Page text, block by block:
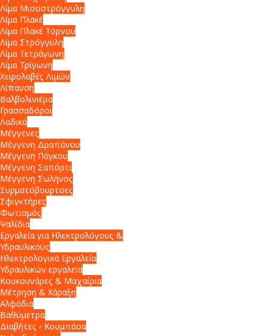
Λίμα Μισοστρόγγυλη
Λίμα Πλακέ
Λίμα Πλακέ Τόρνου
Λίμα Στρόγγυλη
Λίμα Τετράγωνη
Λίμα Τρίγωνη
Χειρολαβές Λιμών
Λίπανση
Βαλβολινιέρα
Γρασσαδόροι
Λαδικά
Μέγγενες
Μέγγενη Δραπάνου
Μέγγενη Πάγκου
Μέγγενη Σαπόρτι
Μέγγενη Σωλήνος
Συρματόβουρτσες
Σφιγκτήρες
Φωτισμός
Ψαλίδια
Εργαλεία για Ηλεκτρολόγους &
Υδραυλικούς
Ηλεκτρολογικά Εργαλεία
Υδραυλικών εργαλεία
Κουκουνάρες & Μαχαίρια
Μέτρηση & Χάραξη
Αλφάδια
Βαθύμετρα
Διαβήτες - Κουμπάσα